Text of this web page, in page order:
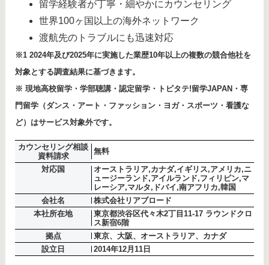
留学経験者が丁寧・細やかにカウンセリング
世界100ヶ国以上の海外ネットワーク
渡航先のトラブルにも迅速対応
※1 2024年及び2025年に実施した業歴10年以上の複数の競合他社を
対象とする調査結果に基づきます。
※ 現地高校留学・学部聴講・認定留学・トビタテ!留学JAPAN・専
門留学（ダンス・アート・ファッション・ヨガ・スポーツ・看護な
ど）はサービス対象外です。
カウンセリング相談
資料請求
無料
対応国
オーストラリア,カナダ,イギリス,アメリカ,ニ
ュージーランド,アイルランド,フィリピン,マ
レーシア,マルタ,ドバイ,南アフリカ,韓国
会社名
株式会社リアブロード
本社所在地
東京都渋谷区代々木2丁目11-17 ラウンドクロ
ス新宿6階
拠点
東京、大阪、オーストラリア、カナダ
設立日
2014年12月11日